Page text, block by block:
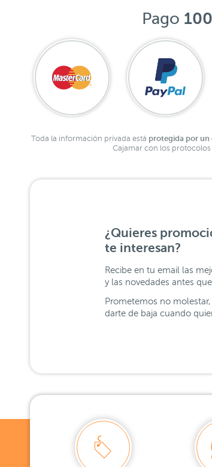
Pago
Toda la información privada está protegida por un
Cajamar con los
¿Quieres
te interesan?
Recibe en tu email las
y las novedades antes que
Prometemos no
darte de baja cuando